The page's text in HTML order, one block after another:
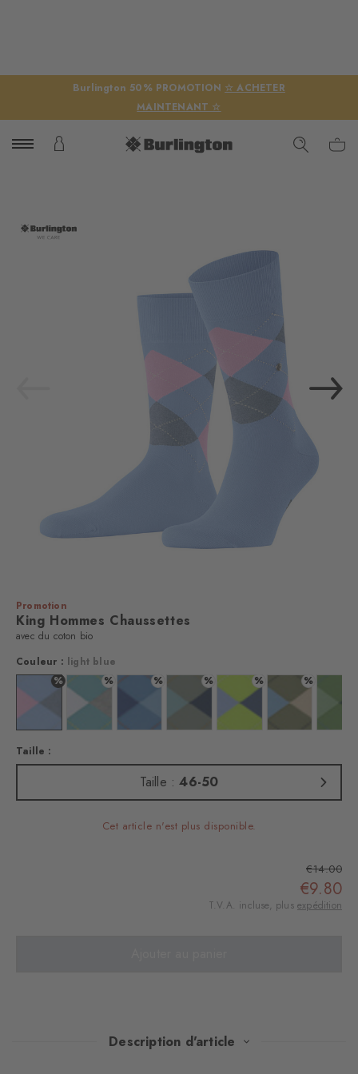
Burlington 50% PROMOTION ☆ ACHETER
MAINTENANT ☆
Promotion
King Hommes Chaussettes
avec du coton bio
Couleur : light blue
: turquoise
%
Couleur : light blue
%
Couleur : key largo
%
Couleur : marina
%
Couleur : sage
%
Couleur : acid
%
Couleur : salvia
Taille :
Taille :46-50
Cet article n'est plus disponible.
€14.00
€9.80
T.V.A. incluse, plus expédition
Description d'article